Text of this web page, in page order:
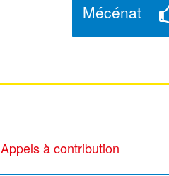
Mécénat
Appels à contribution